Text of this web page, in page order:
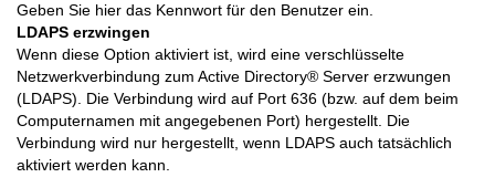
Geben Sie hier das Kennwort für den Benutzer ein.
LDAPS erzwingen
Wenn diese Option aktiviert ist, wird eine verschlüsselte
Netzwerkverbindung zum Active Directory® Server erzwungen
(LDAPS). Die Verbindung wird auf Port 636 (bzw. auf dem beim
Computernamen mit angegebenen Port) hergestellt. Die
Verbindung wird nur hergestellt, wenn LDAPS auch tatsächlich
aktiviert werden kann.